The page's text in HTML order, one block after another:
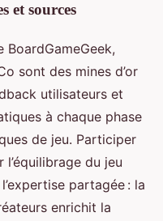
et sources
BoardGameGeek,
sont des mines d’or
utilisateurs et
à chaque phase
de jeu. Participer
l’équilibrage du jeu
partagée : la
enrichit la